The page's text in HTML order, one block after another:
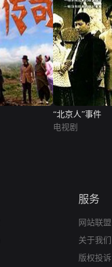
“北京人”事件
电视剧
服务
网站联盟
关于我们
版权投诉